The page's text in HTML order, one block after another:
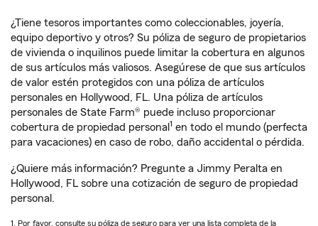
¿Tiene tesoros importantes como coleccionables, joyería,
equipo deportivo y otros? Su póliza de seguro de propietarios
de vivienda o inquilinos puede limitar la cobertura en algunos
de sus artículos más valiosos. Asegúrese de que sus artículos
de valor estén protegidos con una póliza de artículos
personales en Hollywood, FL. Una póliza de artículos
personales de State Farm® puede incluso proporcionar
cobertura de propiedad personal 1 en todo el mundo (perfecta
para vacaciones) en caso de robo, daño accidental o pérdida.
¿Quiere más información? Pregunte a Jimmy Peralta en
Hollywood, FL sobre una cotización de seguro de propiedad
personal.
1. Por favor, consulte su póliza de seguro para ver una lista completa de la